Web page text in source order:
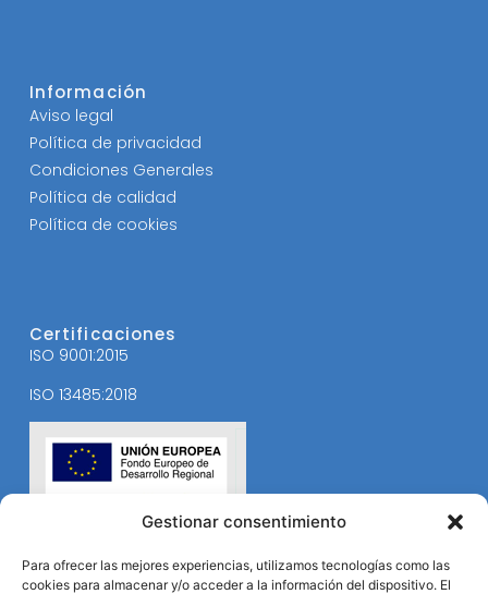
Gestionar consentimiento
Para ofrecer las mejores experiencias, utilizamos tecnologías como las
cookies para almacenar y/o acceder a la información del dispositivo. El
Información
Aviso legal
Política de privacidad
Condiciones Generales
Política de calidad
Política de cookies
Certificaciones
ISO 9001:2015
ISO 13485:2018